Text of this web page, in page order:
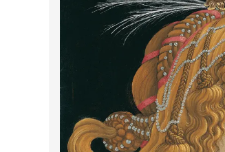
یوهانس فرمیر
پرفروش‌ترین تابلوها